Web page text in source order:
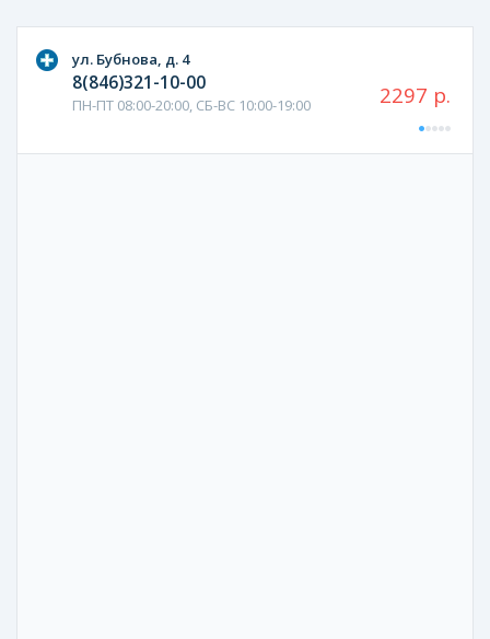
ул. Бубнова, д. 4
8(846)321-10-00
ПН-ПТ 08:00-20:00, СБ-ВС 10:00-19:00 2297 р.